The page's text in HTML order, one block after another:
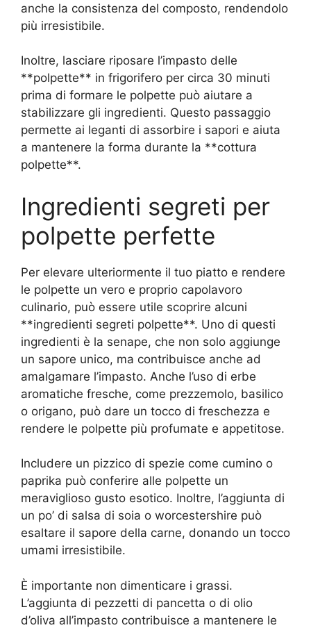
anche la consistenza del composto, rendendolo
più irresistibile.
Inoltre, lasciare riposare l’impasto delle
**polpette** in frigorifero per circa 30 minuti
prima di formare le polpette può aiutare a
stabilizzare gli ingredienti. Questo passaggio
permette ai leganti di assorbire i sapori e aiuta
a mantenere la forma durante la **cottura
polpette**.
Ingredienti segreti per
polpette perfette
Per elevare ulteriormente il tuo piatto e rendere
le polpette un vero e proprio capolavoro
culinario, può essere utile scoprire alcuni
**ingredienti segreti polpette**. Uno di questi
ingredienti è la senape, che non solo aggiunge
un sapore unico, ma contribuisce anche ad
amalgamare l’impasto. Anche l’uso di erbe
aromatiche fresche, come prezzemolo, basilico
o origano, può dare un tocco di freschezza e
rendere le polpette più profumate e appetitose.
Includere un pizzico di spezie come cumino o
paprika può conferire alle polpette un
meraviglioso gusto esotico. Inoltre, l’aggiunta di
un po’ di salsa di soia o worcestershire può
esaltare il sapore della carne, donando un tocco
umami irresistibile.
È importante non dimenticare i grassi.
L’aggiunta di pezzetti di pancetta o di olio
d’oliva all’impasto contribuisce a mantenere le